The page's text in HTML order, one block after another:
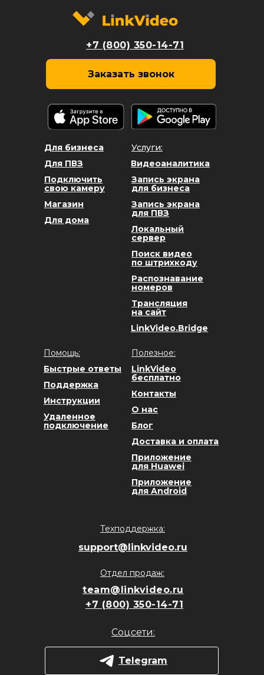
Полезное:
LinkVideo
бесплатно
О нас
Приложение
для Android
Приложение
для Huawei
Доставка и оплата
Блог
Контакты
Telegram
Соцсети:
Отдел продаж:
team@linkvideo.ru
+7 (800) 350-14-71
Техподдержка:
support@linkvideo.ru
+7 (800) 350-14-71
Запись экрана
для ПВЗ
Запись экрана
для бизнеса
Локальный
сервер
Поиск видео
по штрихкоду
Распознавание
номеров
Трансляция
на сайт
LinkVideo.Bridge
Видеоаналитика
Услуги:
Удаленное
подключение
Инструкции
Поддержка
Быстрые ответы
Помощь:
Заказать звонок
Для бизнеса
Магазин
Для ПВЗ
Подключить
свою камеру
Для дома